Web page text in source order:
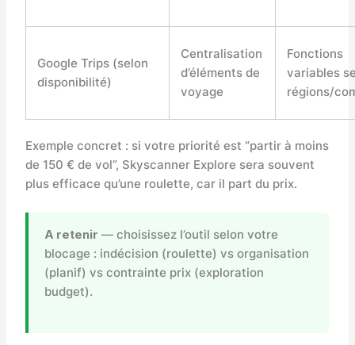
Google Trips (selon
disponibilité)
Centralisation
d’éléments de
voyage
Fonctions
variables
régions/
Exemple concret : si votre priorité est “partir à moins
de 150 € de vol”, Skyscanner Explore sera souvent
plus efficace qu’une roulette, car il part du prix.
A retenir — choisissez l’outil selon votre
blocage : indécision (roulette) vs organisation
(planif) vs contrainte prix (exploration
budget).